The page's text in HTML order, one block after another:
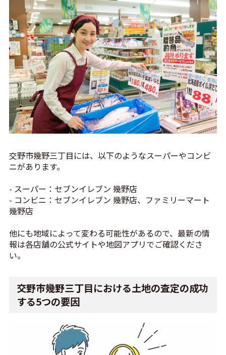
交野市幾野三丁目には、以下のようなスーパーやコンビ
ニがあります。
- スーパー：セブンイレブン 幾野店
- コンビニ：セブンイレブン 幾野店、ファミリーマート
幾野店
他にも地域によって変わる可能性があるので、最新の情
報は各店舗の公式サイトや地図アプリでご確認くださ
い。
交野市幾野三丁目における土地の査定の成功
する5つの要因